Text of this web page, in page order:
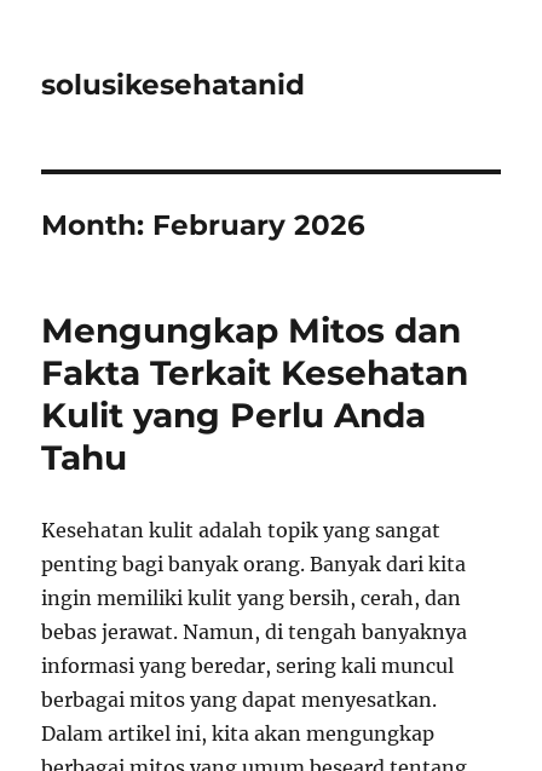
solusikesehatanid
Month: February 2026
Mengungkap Mitos dan
Fakta Terkait Kesehatan
Kulit yang Perlu Anda
Tahu
Kesehatan kulit adalah topik yang sangat
penting bagi banyak orang. Banyak dari kita
ingin memiliki kulit yang bersih, cerah, dan
bebas jerawat. Namun, di tengah banyaknya
informasi yang beredar, sering kali muncul
berbagai mitos yang dapat menyesatkan.
Dalam artikel ini, kita akan mengungkap